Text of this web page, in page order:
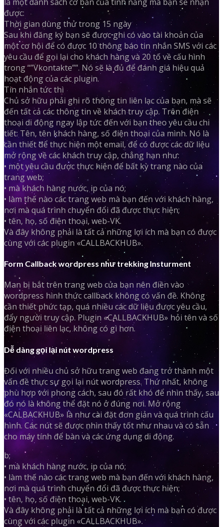
được:
Thời gian dùng thử trong 15 ngày
Sau khi đăng ký bạn sẽ được ghi có vào tài khoản của
một cơ hội để có được 10 thông báo tin nhắn SMS với các
yêu cầu để gọi lại cho khách hàng và 20 tố về cấu hình
trong “”Vkontakte””. Nó sẽ là đủ để đánh giá hiệu quả
hoạt động của các plugin.
Tin nhắn tức thì
Chủ sở hữu phải ghi rõ thông tin liên lạc của bạn, mà sẽ
đến tất cả các thông tin về khách truy cập. Trên điện
thoại di động ngay lập tức đến với bạn theo yêu cầu chi
tiết: Tên, tên khách hàng, số điện thoại của mình. Nó là
cần thiết để thực hiện một email, để có được các dữ liệu
mở rộng về các khách truy cập, chẳng hạn như:
• một yêu cầu được thực hiện để bất kỳ trang nào của
trang web;
• mà khách hàng nước, ip của nó;
• làm thế nào các trang web mà bạn đến với khách hàng,
nơi mà quá trình chuyển đổi đã được thực hiện;
• tên, họ, số điện thoại, web-VK.
Và đây không phải là tất cả những lợi ích mà bạn có được
cùng với các plugin «CALLBACKHUB».
Form Callback wordpress như trekking Insturment
Man bị bắt trên trang web của bạn nên điền vào
wordpress hình thức callback không có vấn đề. Không
cần thiết phức tạp, quá nhiều các dữ liệu được yêu cầu,
đẩy người truy cập. Plugin «CALLBACKHUB» hỏi tên và số
điện thoại liên lạc, không có gì hơn.
Dễ dàng gọi lại nút wordpress
Đối với nhiều chủ sở hữu trang web đang trở thành một
vấn đề thực sự gọi lại nút wordpress. Thứ nhất, không
phù hợp với phong cách, sau đó rất khó để nhìn thấy, sau
đó nó là không thể đặt nó ở đúng nơi. Mở rộng
«CALBACKHUB» là như cài đặt đơn giản và quá trình cấu
hình. Các nút sẽ được nhìn thấy tốt như nhau và có sẵn
cho máy tính để bàn và các ứng dụng di động.
b;
• mà khách hàng nước, ip của nó;
• làm thế nào các trang web mà bạn đến với khách hàng,
nơi mà quá trình chuyển đổi đã được thực hiện;
• tên, họ, số điện thoại, web-VK.
Và đây không phải là tất cả những lợi ích mà bạn có được
cùng với các plugin «CALLBACKHUB».